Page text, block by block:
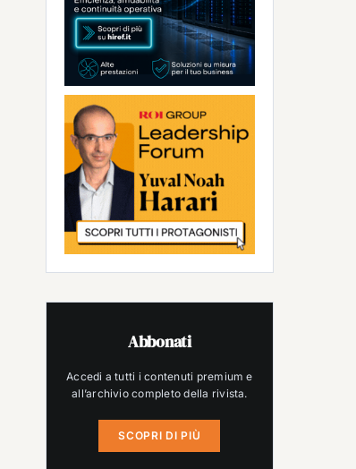
Abbonati
Accedi a tutti i contenuti premium e
all’archivio completo della rivista.
SCOPRI DI PIÙ